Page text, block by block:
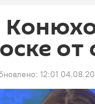
от
12:01